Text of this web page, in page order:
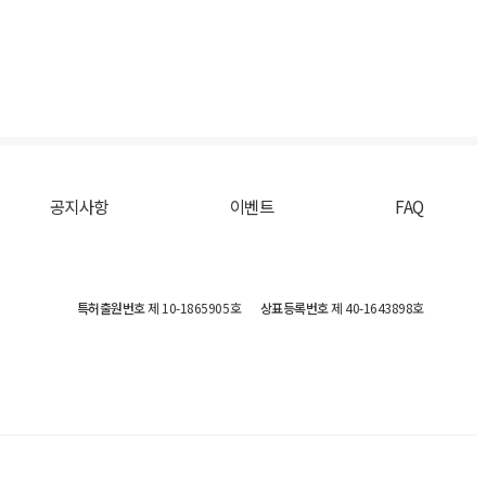
공지사항 이벤트 FAQ
특허출원번호제 10-1865905호 상표등록번호제 40-1643898호